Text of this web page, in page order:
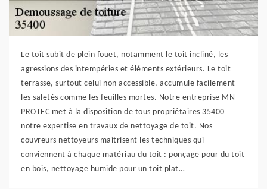
Le toit subit de plein fouet, notamment le toit incliné, les
agressions des intempéries et éléments extérieurs. Le toit
terrasse, surtout celui non accessible, accumule facilement
les saletés comme les feuilles mortes. Notre entreprise MN-
PROTEC met à la disposition de tous propriétaires 35400
notre expertise en travaux de nettoyage de toit. Nos
couvreurs nettoyeurs maitrisent les techniques qui
conviennent à chaque matériau du toit : ponçage pour du toit
en bois, nettoyage humide pour un toit plat…